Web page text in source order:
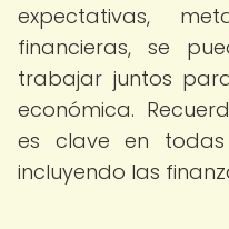
expectativas,
financieras, se
trabajar juntos
económica.
es clave en
incluyendo las